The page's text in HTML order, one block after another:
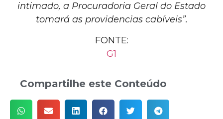
intimado, a Procuradoria Geral do Estado
tomará as providencias cabíveis”.
FONTE:
G1
Compartilhe este Conteúdo